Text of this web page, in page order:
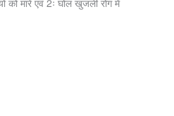
को मारे एवं 2ः घोल खुजली रोग में